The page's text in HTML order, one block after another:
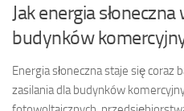
Jak energia
budynków
Energia słoneczna staje się coraz
zasilania dla budynków